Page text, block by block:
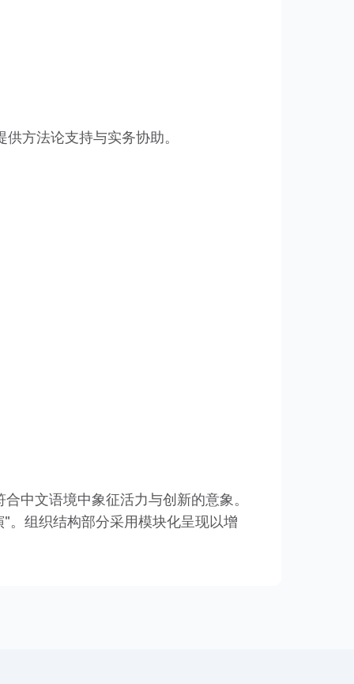
方法论支持与实务协助。
中文语境中象征活力与创新的意象。
组织结构部分采用模块化呈现以增